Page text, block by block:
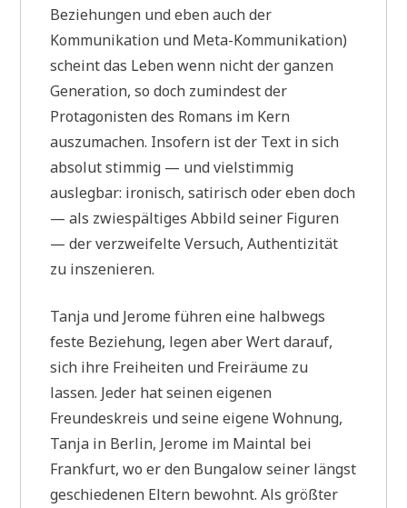
Beziehungen und eben auch der
Kommunikation und Meta-Kommunikation)
scheint das Leben wenn nicht der ganzen
Generation, so doch zumindest der
Protagonisten des Romans im Kern
auszumachen. Insofern ist der Text in sich
absolut stimmig — und vielstimmig
auslegbar: ironisch, satirisch oder eben doch
— als zwiespältiges Abbild seiner Figuren
— der verzweifelte Versuch, Authentizität
zu inszenieren.
Tanja und Jerome führen eine halbwegs
feste Beziehung, legen aber Wert darauf,
sich ihre Freiheiten und Freiräume zu
lassen. Jeder hat seinen eigenen
Freundeskreis und seine eigene Wohnung,
Tanja in Berlin, Jerome im Maintal bei
Frankfurt, wo er den Bungalow seiner längst
geschiedenen Eltern bewohnt. Als größter